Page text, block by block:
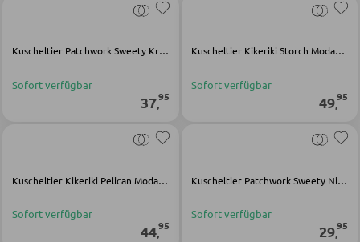
Matratzen
Matratzenzubehör
KLEIDERSCHRÄNKE
Kuscheltier Patchwork Sweety Krake grau Polyester
Sofort verfügbar
37,95
Kuscheltier Kikeriki Storch Modacryl Polyester
Sofort verfügbar
49,95
Kuscheltier Kikeriki Pelican Modacryl Polyester
Sofort verfügbar
44,95
Kuscheltier Patchwork Sweety Nilpferd grau Polyester
Sofort verfügbar
29,95